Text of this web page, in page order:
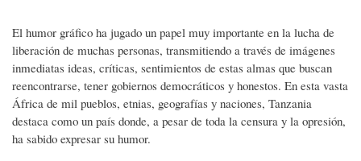
El humor gráfico ha jugado un papel muy importante en la lucha de
liberación de muchas personas, transmitiendo a través de imágenes
inmediatas ideas, críticas, sentimientos de estas almas que buscan
reencontrarse, tener gobiernos democráticos y honestos. En esta vasta
África de mil pueblos, etnias, geografías y naciones, Tanzania
destaca como un país donde, a pesar de toda la censura y la opresión,
ha sabido expresar su humor.